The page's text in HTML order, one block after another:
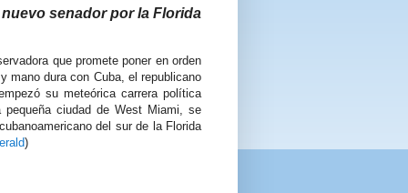
senador por la Florida
que promete poner en orden
mano dura con Cuba, el republicano
su meteórica carrera política
ciudad de West Miami, se
del sur de la Florida
)